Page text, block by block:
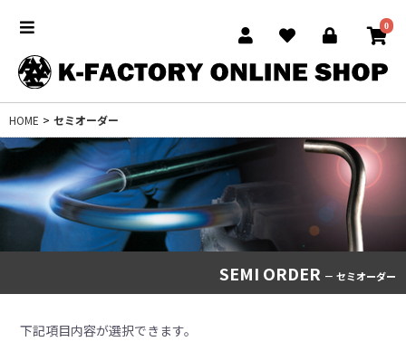
0
HOME > セミオーダー
SEMI ORDER － セミオーダー
下記項目内容が選択できます。